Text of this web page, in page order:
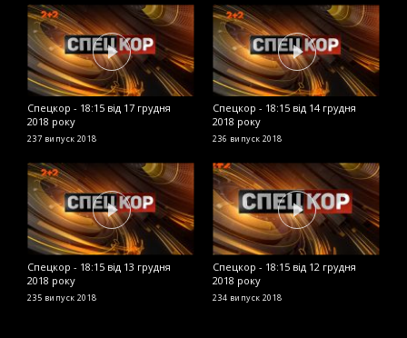
Спецкор - 18:15 від 17 грудня
2018 року
237 випуск 2018
Спецкор - 18:15 від 14 грудня
2018 року
236 випуск 2018
Спецкор - 18:15 від 13 грудня
2018 року
235 випуск 2018
Спецкор - 18:15 від 12 грудня
2018 року
234 випуск 2018